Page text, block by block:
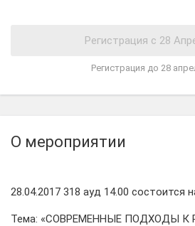
Регистрация до 28
О мероприятии
28.04.2017 318 ауд 14.00 состоится
Тема: «СОВРЕМЕННЫЕ ПОДХОДЫ К